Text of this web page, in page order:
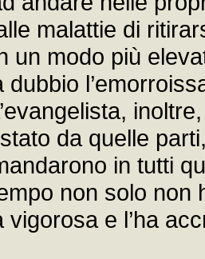
malattie di
un modo più
dubbio
da quelle
in tutti
non solo
vigorosa e l’ha